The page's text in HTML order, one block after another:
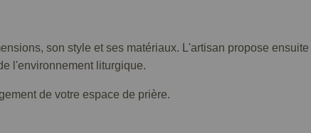
son style et ses matériaux. L'artisan propose
l'environnement liturgique.
de votre espace de prière.